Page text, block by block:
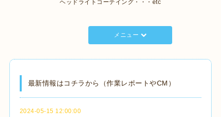
ヘッドライトコーテイング・・・etc
メニュー
最新情報はコチラから（作業レポートやCM）
2024-05-15 12:00:00